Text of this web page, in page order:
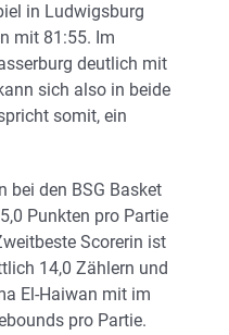
in Ludwigsburg
mit 81:55. Im
deutlich mit
sich also in beide
somit, ein
bei den BSG Basket
Punkten pro Partie
Scorerin ist
14,0 Zählern und
El-Haiwan mit im
pro Partie.